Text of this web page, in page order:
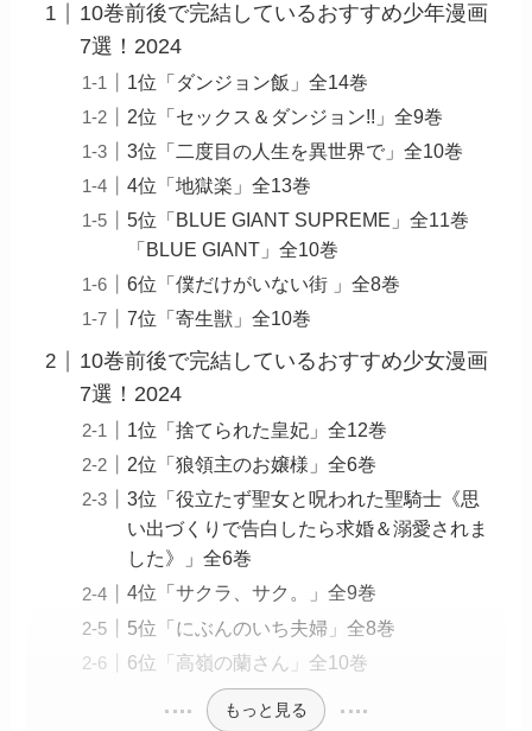
10巻前後で完結しているおすすめ少年漫画
7選！2024
1位「ダンジョン飯」全14巻
2位「セックス＆ダンジョン!!」全9巻
3位「二度目の人生を異世界で」全10巻
4位「地獄楽」全13巻
5位「BLUE GIANT SUPREME」全11巻
「BLUE GIANT」全10巻
6位「僕だけがいない街 」全8巻
7位「寄生獣」全10巻
10巻前後で完結しているおすすめ少女漫画
7選！2024
1位「捨てられた皇妃」全12巻
2位「狼領主のお嬢様」全6巻
3位「役立たず聖女と呪われた聖騎士《思
い出づくりで告白したら求婚＆溺愛されま
した》」全6巻
4位「サクラ、サク。」全9巻
5位「にぶんのいち夫婦」全8巻
6位「高嶺の蘭さん」全10巻
もっと見る